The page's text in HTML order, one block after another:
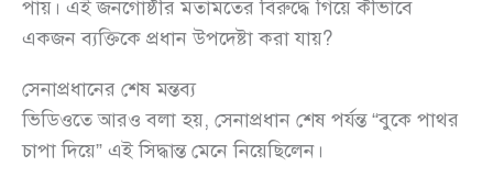
পায়। এই জনগোষ্ঠীর মতামতের বিরুদ্ধে গিয়ে কীভাবে
একজন ব্যক্তিকে প্রধান উপদেষ্টা করা যায়?
সেনাপ্রধানের শেষ মন্তব্য
ভিডিওতে আরও বলা হয়, সেনাপ্রধান শেষ পর্যন্ত “বুকে পাথর
চাপা দিয়ে” এই সিদ্ধান্ত মেনে নিয়েছিলেন।